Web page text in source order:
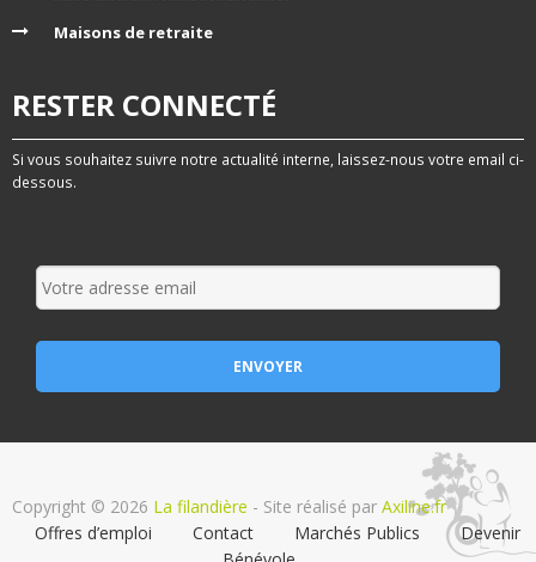
Maisons de retraite
RESTER CONNECTÉ
Si vous souhaitez suivre notre actualité interne, laissez-nous votre email ci-
dessous.
Copyright © 2026 La filandière - Site réalisé par Axiline.fr
Offres d’emploi
Contact Marchés Publics
Devenir